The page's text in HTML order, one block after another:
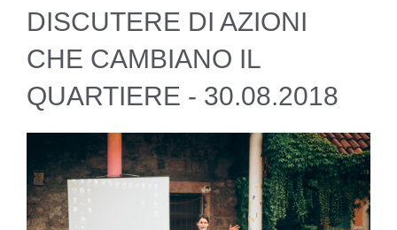
DISCUTERE DI AZIONI
CHE CAMBIANO IL
QUARTIERE - 30.08.2018